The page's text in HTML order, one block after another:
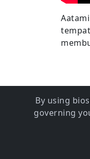
By using
governing